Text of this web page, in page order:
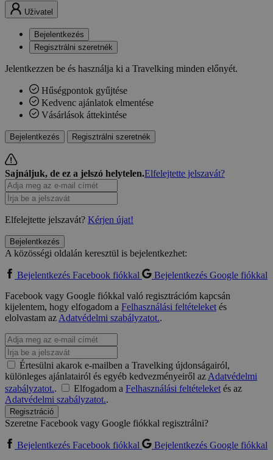
Uživatel
Bejelentkezés
Regisztrálni szeretnék
Jelentkezzen be és használja ki a Travelking minden előnyét.
Hűségpontok gyűjtése
Kedvenc ajánlatok elmentése
Vásárlások áttekintése
Bejelentkezés Regisztrálni szeretnék
Sajnáljuk, de ez a jelszó helytelen.Elfelejtette jelszavát?
Elfelejtette jelszavát? Kérjen újat!
Bejelentkezés
A közösségi oldalán keresztül is bejelentkezhet:
Bejelentkezés Facebook fiókkal
Bejelentkezés Google fiókkal
Facebook vagy Google fiókkal való regisztrációm kapcsán
kijelentem, hogy elfogadom a Felhasználási feltételeketés
elolvastam azAdatvédelmi szabályzatot..
Értesülni akarok e-mailben a Travelking újdonságairól,
különleges ajánlatairól és egyéb kedvezményeiről azAdatvédelmi
szabályzatot.. Elfogadom a Felhasználási feltételeketés az
Adatvédelmi szabályzatot..
Regisztráció
Szeretne Facebook vagy Google fiókkal regisztrálni?
Bejelentkezés Facebook fiókkal
Bejelentkezés Google fiókkal